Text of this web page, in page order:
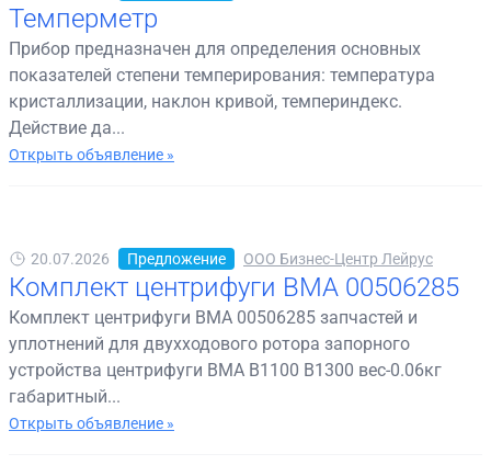
Темперметр
Прибор предназначен для определения основных
показателей степени темперирования: температура
кристаллизации, наклон кривой, темпериндекс.
Действие да...
Открыть объявление »
20.07.2026 Предложение ООО Бизнес-Центр Лейрус
Комплект центрифуги BMA 00506285
Комплект центрифуги BMA 00506285 запчастей и
уплотнений для двухходового ротора запорного
устройства центрифуги BMA B1100 B1300 вес-0.06кг
габаритный...
Открыть объявление »